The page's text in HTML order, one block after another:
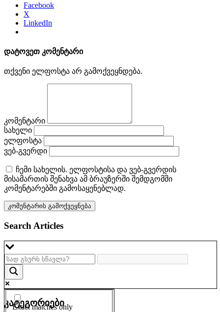
Facebook
X
LinkedIn
დატოვეთ კომენტარი
თქვენი ელფოსტა არ გამოქვეყნდება.
კომენტარი
სახელი
ელფოსტა
ვებ-გვერდი
ჩემი სახელის. ელფოსტისა და ვებ-გვერდის
მისამართის შენახვა ამ ბრაუზერში შემდგომში
კომენტარებში გამოსაყენებლად.
Search Articles
Exact matches only
კატეგორიები